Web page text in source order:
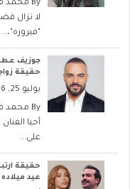
By محمد
لا تزال
"فيروزه"،...
جوزيف
حقيقة زواجه في 2026
يوليو 25, 2026
By محمد
أحيا
على...
حقيقة
عيد ميلاده